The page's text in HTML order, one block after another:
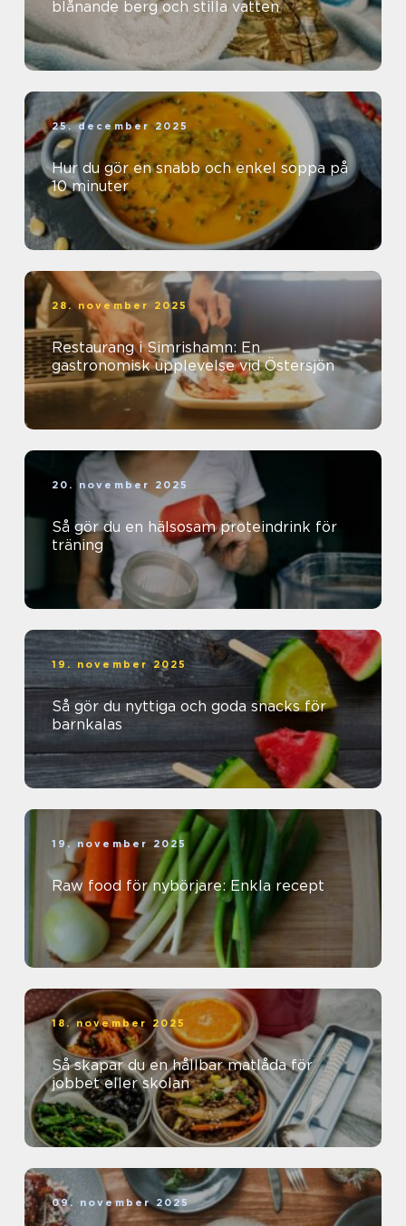
blånande berg och stilla vatten
25. december 2025
Hur du gör en snabb och enkel soppa på
10 minuter
28. november 2025
Restaurang i Simrishamn: En
gastronomisk upplevelse vid Östersjön
20. november 2025
Så gör du en hälsosam proteindrink för
träning
19. november 2025
Så gör du nyttiga och goda snacks för
barnkalas
19. november 2025
Raw food för nybörjare: Enkla recept
18. november 2025
Så skapar du en hållbar matlåda för
jobbet eller skolan
09. november 2025